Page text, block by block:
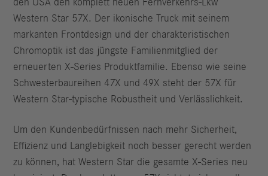
den USA den komplett neuen Fernverkehrs-Lkw
Western Star 57X. Der ikonische Truck mit seinem
markanten Frontdesign und der charakteristischen
Chromoptik ist das jüngste Familienmitglied der
erneuerten X-Series Produktfamilie. Ebenso wie seine
Schwesterbaureihen 47X und 49X steht der 57X für
Western Star-typische Robustheit und Verlässlichkeit.
Um den Kundenbedürfnissen nach mehr Sicherheit,
Effizienz und Langlebigkeit noch besser gerecht werden
zu können, hat Western Star die gesamte X-Series neu